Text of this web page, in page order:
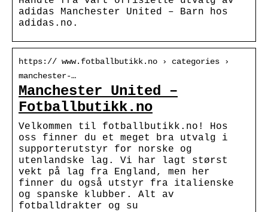
adidas Manchester United – Barn hos
adidas.no.
https:// www.fotballbutikk.no › categories ›
manchester-…
Manchester United –
Fotballbutikk.no
Velkommen til fotballbutikk.no! Hos
oss finner du et meget bra utvalg i
supporterutstyr for norske og
utenlandske lag. Vi har lagt størst
vekt på lag fra England, men her
finner du også utstyr fra italienske
og spanske klubber. Alt av
fotballdrakter og su